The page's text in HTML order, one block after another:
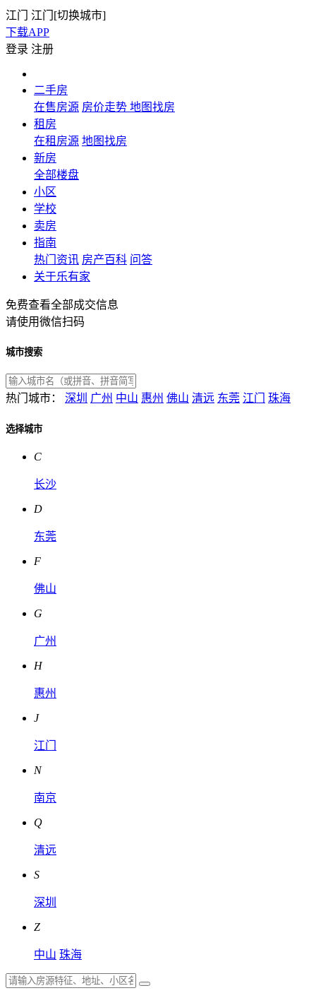
江门 江门[切换城市]
下载APP
登录 注册
二手房
在售房源 房价走势 地图找房
租房
在租房源 地图找房
新房
全部楼盘
小区
学校
卖房
指南
热门资讯 房产百科 问答
关于乐有家
免费查看全部成交信息
请使用微信扫码
城市搜索
热门城市： 深圳 广州 中山 惠州 佛山 清远 东莞 江门 珠海
选择城市
C
长沙
D
东莞
F
佛山
G
广州
H
惠州
J
江门
N
南京
Q
清远
S
深圳
Z
中山 珠海